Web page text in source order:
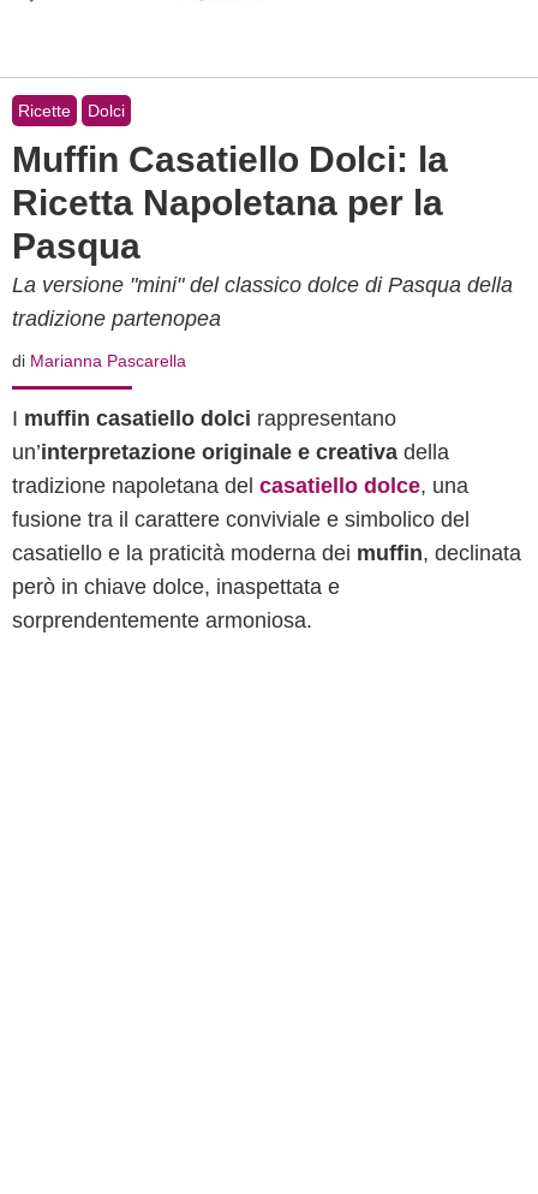
Ricette Dolci
Muffin Casatiello Dolci: la
Ricetta Napoletana per la
Pasqua
La versione "mini" del classico dolce di Pasqua della
tradizione partenopea
di Marianna Pascarella
I muffin casatiello dolci rappresentano
un’interpretazione originale e creativa della
tradizione napoletana del casatiello dolce, una
fusione tra il carattere conviviale e simbolico del
casatiello e la praticità moderna dei muffin, declinata
però in chiave dolce, inaspettata e
sorprendentemente armoniosa.